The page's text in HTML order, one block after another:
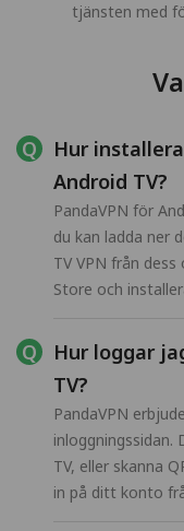
tjänsten med
Hur
Android TV?
PandaVPN för
du kan ladda ner
TV VPN från
Store och
Hur loggar
TV?
PandaVPN
inloggningssidan.
TV, eller skanna
in på ditt konto